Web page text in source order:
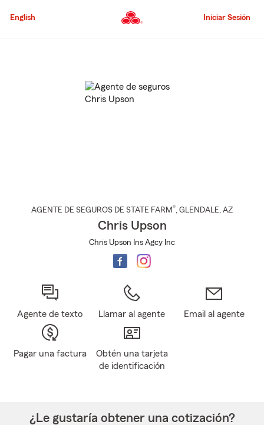
al
principal
English Iniciar Sesión
AGENTE DE SEGUROS DE STATE FARM®, GLENDALE, AZ
Chris Upson
Chris Upson Ins Agcy Inc
Agente de texto Llamar al agente Email al agente
Pagar una factura
Obtén una tarjeta
de identificación
¿Le gustaría obtener una cotización?